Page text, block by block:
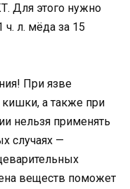
Для этого нужно
ч. л. мёда за 15
При язве
а также при
нельзя применять
случаях —
веществ поможет